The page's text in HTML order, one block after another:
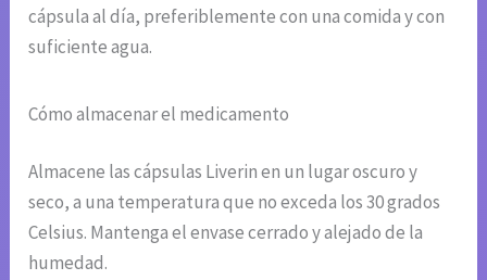
cápsula al día, preferiblemente con una comida y con
suficiente agua.
Cómo almacenar el medicamento
Almacene las cápsulas Liverin en un lugar oscuro y
seco, a una temperatura que no exceda los 30 grados
Celsius. Mantenga el envase cerrado y alejado de la
humedad.